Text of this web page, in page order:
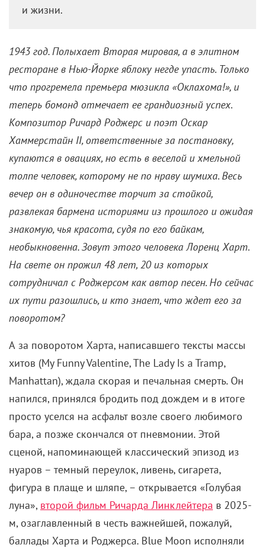
и жизни.
1943 год. Полыхает Вторая мировая, а в элитном
ресторане в Нью-Йорке яблоку негде упасть. Только
что прогремела премьера мюзикла «Оклахома!», и
теперь бомонд отмечает ее грандиозный успех.
Композитор Ричард Роджерс и поэт Оскар
Хаммерстайн II, ответственные за постановку,
купаются в овациях, но есть в веселой и хмельной
толпе человек, которому не по нраву шумиха. Весь
вечер он в одиночестве торчит за стойкой,
развлекая бармена историями из прошлого и ожидая
знакомую, чья красота, судя по его байкам,
необыкновенна. Зовут этого человека Лоренц Харт.
На свете он прожил 48 лет, 20 из которых
сотрудничал с Роджерсом как автор песен. Но сейчас
их пути разошлись, и кто знает, что ждет его за
поворотом?
А за поворотом Харта, написавшего тексты массы
хитов (My Funny Valentine, The Lady Is a Tramp,
Manhattan), ждала скорая и печальная смерть. Он
напился, принялся бродить под дождем и в итоге
просто уселся на асфальт возле своего любимого
бара, а позже скончался от пневмонии. Этой
сценой, напоминающей классический эпизод из
нуаров – темный переулок, ливень, сигарета,
фигура в плаще и шляпе, – открывается «Голубая
луна», второй фильм Ричарда Линклейтера в 2025-
м, озаглавленный в честь важнейшей, пожалуй,
баллады Харта и Роджерса. Blue Moon исполняли